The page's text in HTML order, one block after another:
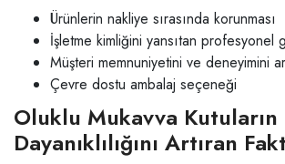
Ürünlerin nakliye sırasında korunması
İşletme kimliğini yansıtan profesyonel
Müşteri memnuniyetini ve deneyimini
Çevre dostu ambalaj seçeneği
Oluklu Mukavva Kutuların
Dayanıklılığını Artıran